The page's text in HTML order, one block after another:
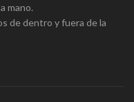
mano.
de dentro y fuera de la